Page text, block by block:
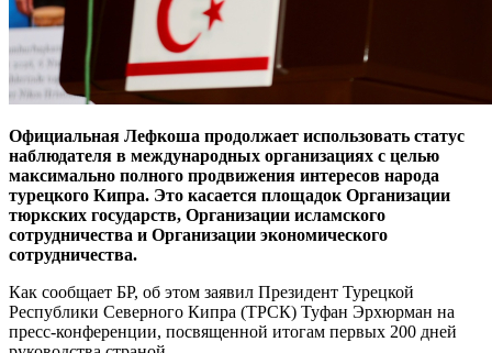
Официальная Лефкоша продолжает использовать статус
наблюдателя в международных организациях с целью
максимально полного продвижения интересов народа
турецкого Кипра. Это касается площадок Организации
тюркских государств, Организации исламского
сотрудничества и Организации экономического
сотрудничества.
Как сообщает БР, об этом заявил Президент Турецкой
Республики Северного Кипра (ТРСК) Туфан Эрхюрман на
пресс-конференции, посвященной итогам первых 200 дней